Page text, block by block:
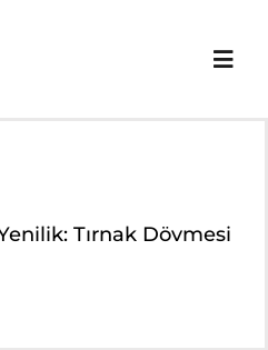
Tırnak Dövmesi